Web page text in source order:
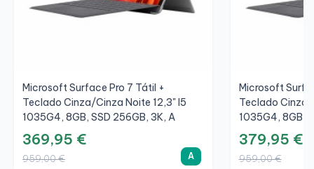
Microsoft Surface Pro 7 Tátil +
Teclado Cinza/Cinza Noite 12,3" I5
1035G4, 8GB, SSD 256GB, 3K, A
369,95 €
959,00 € A
Microsoft
Teclado Cinza/
1035G4, 8GB,
379,95 €
959,00 €